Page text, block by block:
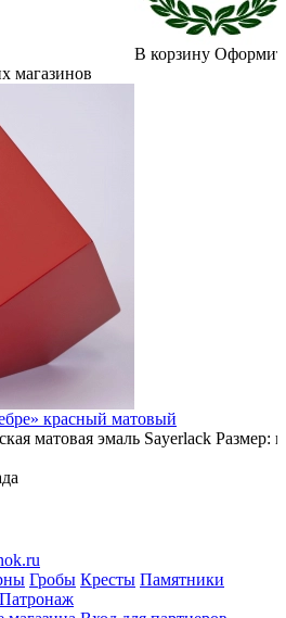
В корзину
магазинов
красный матовый
матовая эмаль Sayerlack
Гробы Кресты Памятники
Патронаж